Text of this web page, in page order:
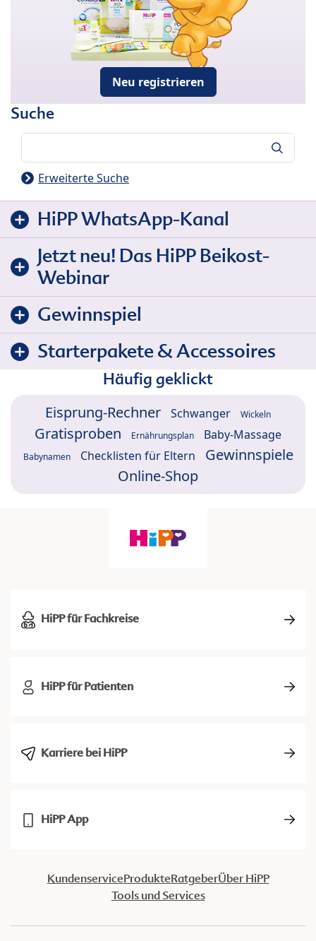
Neu registrieren
Suche
Erweiterte Suche
HiPP WhatsApp-Kanal
Jetzt neu! Das HiPP Beikost-
Webinar
Gewinnspiel
Starterpakete & Accessoires
Häufig geklickt
Eisprung-Rechner Schwanger Wickeln
Gratisproben Ernährungsplan Baby-Massage
Babynamen Checklisten für Eltern
Gewinnspiele
Online-Shop
HiPP für Fachkreise
HiPP für Patienten
Karriere bei HiPP
HiPP App
KundenserviceProdukteRatgeberÜber HiPP
Tools und Services